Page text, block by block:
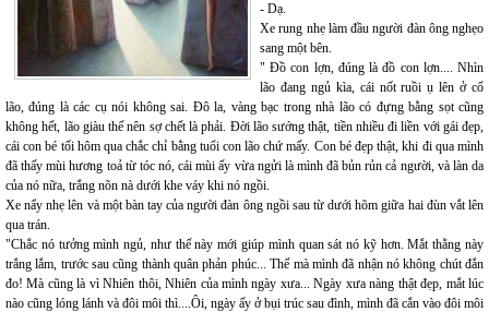
- Dạ.
Xe rung nhẹ làm đầu người đàn ông nghẹo
sang một bên.
" Đồ con lợn, đúng là đồ con lợn.... Nhìn
lão đang ngủ kìa, cái nốt ruồi ụ lên ở cổ
lão, đúng là các cụ nói không sai. Đô la, vàng bạc trong nhà lão có đựng bằng sọt cũng
không hết, lão giàu thế nên sợ chết là phải. Đời lão sướng thật, tiền nhiều đi liền với gái đẹp,
cái con bé tối hôm qua chắc chỉ bằng tuổi con lão chứ mấy. Con bé đẹp thật, khi đi qua mình
đã thấy mùi hương toả từ tóc nó, cái mùi ấy vừa ngửi là mình đã bủn rủn cả người, và làn da
của nó nữa, trắng nõn nà dưới khe váy khi nó ngồi.
Xe nẩy nhẹ lên và một bàn tay của người đàn ông ngồi sau từ dưới hõm giữa hai đùn vắt lên
qua trán.
"Chắc nó tưởng mình ngủ, như thế này mới giúp mình quan sát nó kỹ hơn. Mắt thằng này
trắng lắm, trước sau cũng thành quân phản phúc... Thế mà mình đã nhận nó không chút đắn
đo! Mà cũng là vì Nhiên thôi, Nhiên của mình ngày xưa... Ngày xưa nàng thật đẹp, mắt lúc
nào cũng lóng lánh và đôi môi thì....Ôi, ngày ấy ở bụi trúc sau đình, mình đã cắn vào đôi môi